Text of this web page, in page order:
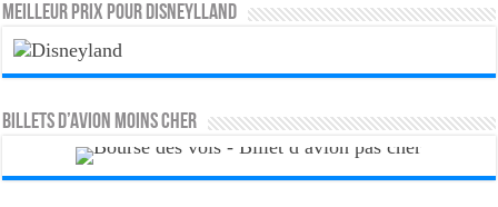
MEILLEUR PRIX POUR DISNEYLLAND
Billets d’avion moins cher